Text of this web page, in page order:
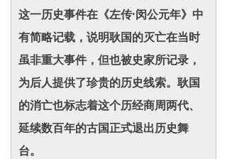
这一历史事件在《左传·闵公元年》中
有简略记载，说明耿国的灭亡在当时
虽非重大事件，但也被史家所记录，
为后人提供了珍贵的历史线索。耿国
的消亡也标志着这个历经商周两代、
延续数百年的古国正式退出历史舞
台。